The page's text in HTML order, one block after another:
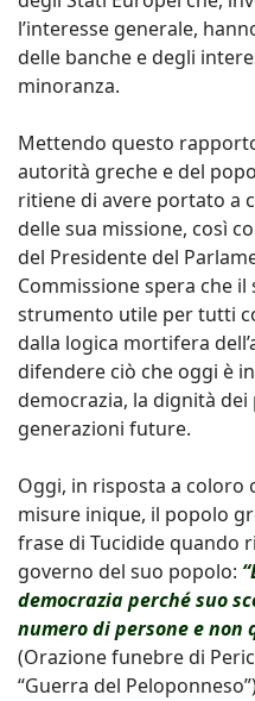
l’interesse generale,
delle banche e degli
minoranza.
Mettendo questo
autorità greche e del
ritiene di avere portato a
delle sua missione, così
del Presidente del
Commissione spera che
strumento utile per tutti
dalla logica mortifera
difendere ciò che oggi è
democrazia, la dignità dei
generazioni future.
Oggi, in risposta a coloro
misure inique, il popolo
frase di Tucidide quando
governo del suo popolo:
democrazia perché suo
numero di persone e non
(Orazione funebre di
“Guerra del